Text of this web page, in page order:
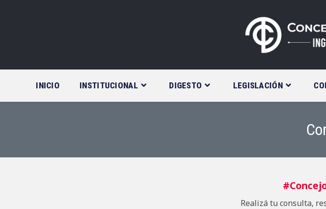
INICIO INSTITUCIONAL DIGESTO LEGISLACIÓN
Realizá tu consulta,